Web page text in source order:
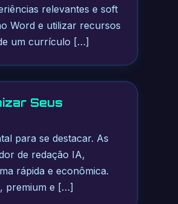
relevantes e soft
Word e utilizar recursos
um currículo […]
Seus
para se destacar. As
de redação IA,
rápida e econômica.
premium e […]